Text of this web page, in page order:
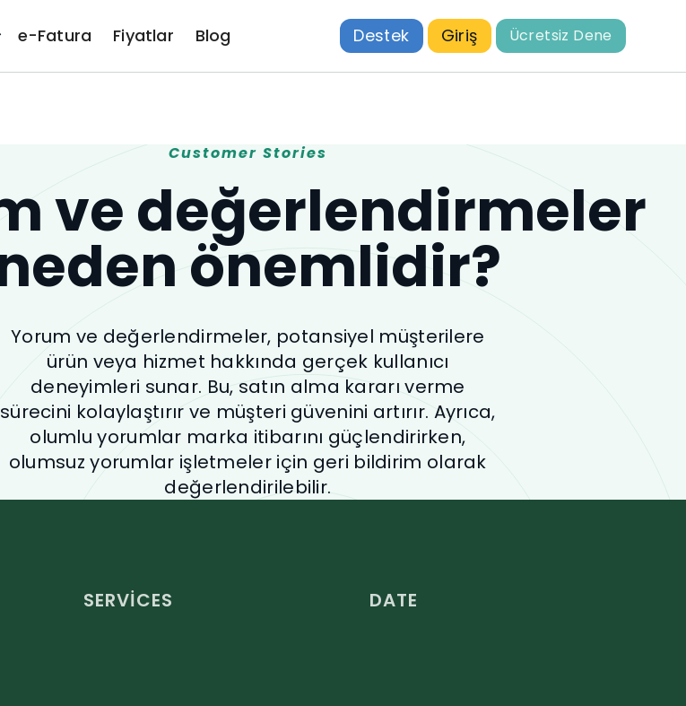
e-Fatura Fiyatlar Blog Destek Giriş Ücretsiz Dene
Customer Stories
ve değerlendirmeler
önemlidir?
Yorum ve değerlendirmeler, potansiyel müşterilere
ürün veya hizmet hakkında gerçek kullanıcı
deneyimleri sunar. Bu, satın alma kararı verme
sürecini kolaylaştırır ve müşteri güvenini artırır. Ayrıca,
olumlu yorumlar marka itibarını güçlendirirken,
olumsuz yorumlar işletmeler için geri bildirim olarak
değerlendirilebilir.
SERVICES DATE